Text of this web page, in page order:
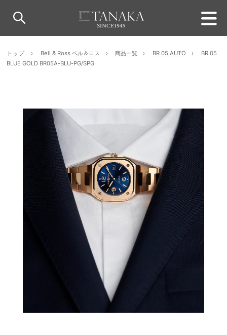
トップ Bell & Ross ベル＆ロス 商品一覧 BR 05 AUTO
BR 05
BLUE GOLD BR05A-BLU-PG/SPG